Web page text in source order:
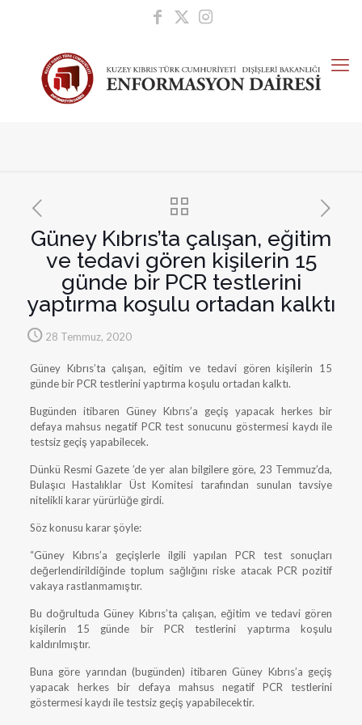
Güney Kıbrıs’ta çalışan, eğitim
ve tedavi gören kişilerin 15
günde bir PCR testlerini
yaptırma koşulu ortadan kalktı
28 Temmuz, 2020
Güney Kıbrıs’ta çalışan, eğitim ve tedavi gören kişilerin 15
günde bir PCR testlerini yaptırma koşulu ortadan kalktı.
Bugünden itibaren Güney Kıbrıs’a geçiş yapacak herkes bir
defaya mahsus negatif PCR test sonucunu göstermesi kaydı ile
testsiz geçiş yapabilecek.
Dünkü Resmi Gazete ’de yer alan bilgilere göre, 23 Temmuz’da,
Bulaşıcı Hastalıklar Üst Komitesi tarafından sunulan tavsiye
nitelikli karar yürürlüğe girdi.
Söz konusu karar şöyle:
“Güney Kıbrıs’a geçişlerle ilgili yapılan PCR test sonuçları
değerlendirildiğinde toplum sağlığını riske atacak PCR pozitif
vakaya rastlanmamıştır.
Bu doğrultuda Güney Kıbrıs’ta çalışan, eğitim ve tedavi gören
kişilerin 15 günde bir PCR testlerini yaptırma koşulu
kaldırılmıştır.
Buna göre yarından (bugünden) itibaren Güney Kıbrıs’a geçiş
yapacak herkes bir defaya mahsus negatif PCR testlerini
göstermesi kaydı ile testsiz geçiş yapabilecektir.